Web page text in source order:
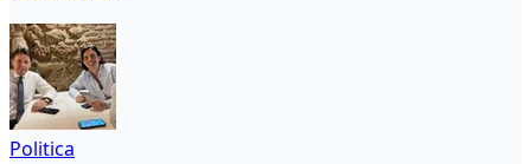
Politica